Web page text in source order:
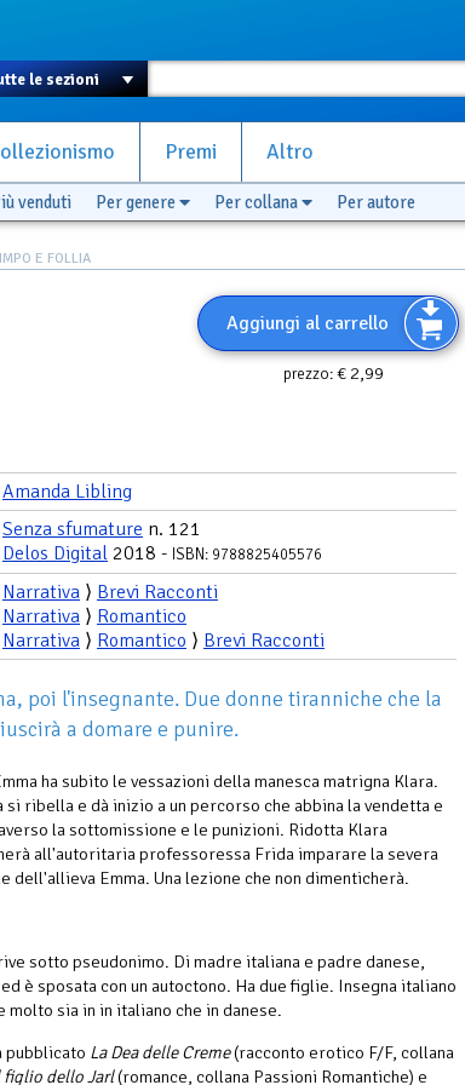
Premi Altro
venduti Per genere Per collana Per autore
E FOLLIA
Aggiungi al carrello
prezzo:€ 2,99
Amanda Libling
Senza sfumature n. 121
Delos Digital 2018 - ISBN: 9788825405576
Narrativa ⟩ Brevi Racconti
Narrativa ⟩ Romantico
Narrativa ⟩ Romantico ⟩ Brevi Racconti
poi l'insegnante. Due donne tiranniche che la
a domare e punire.
ha subito le vessazioni della manesca matrigna Klara.
si ribella e dà inizio a un percorso che abbina la vendetta e
la sottomissione e le punizioni. Ridotta Klara
all'autoritaria professoressa Frida imparare la severa
dell'allieva Emma. Una lezione che non dimenticherà.
sotto pseudonimo. Di madre italiana e padre danese,
è sposata con un autoctono. Ha due figlie. Insegna italiano
molto sia in in italiano che in danese.
pubblicato La Dea delle Creme(racconto erotico F/F, collana
figlio dello Jarl(romance, collana Passioni Romantiche) e